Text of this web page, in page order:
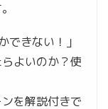
できない！」
よいのか？使
を解説付きで